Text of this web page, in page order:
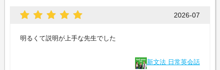
2026-07
明るくて説明が上手な先生でした
新文法 日常英会話